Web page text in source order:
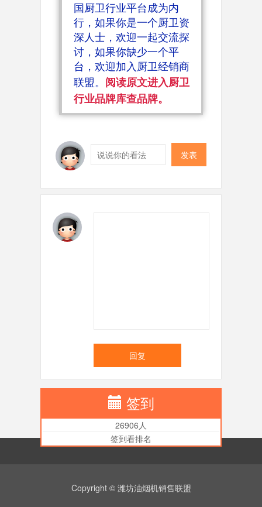
国厨卫行业平台成为内
行，如果你是一个厨卫资
深人士，欢迎一起交流探
讨，如果你缺少一个平
台，欢迎加入厨卫经销商
联盟。 阅读原文进入厨卫
行业品牌库查品牌。
发表
回复
签到
26906人
签到看排名
Copyright © 潍坊油烟机销售联盟